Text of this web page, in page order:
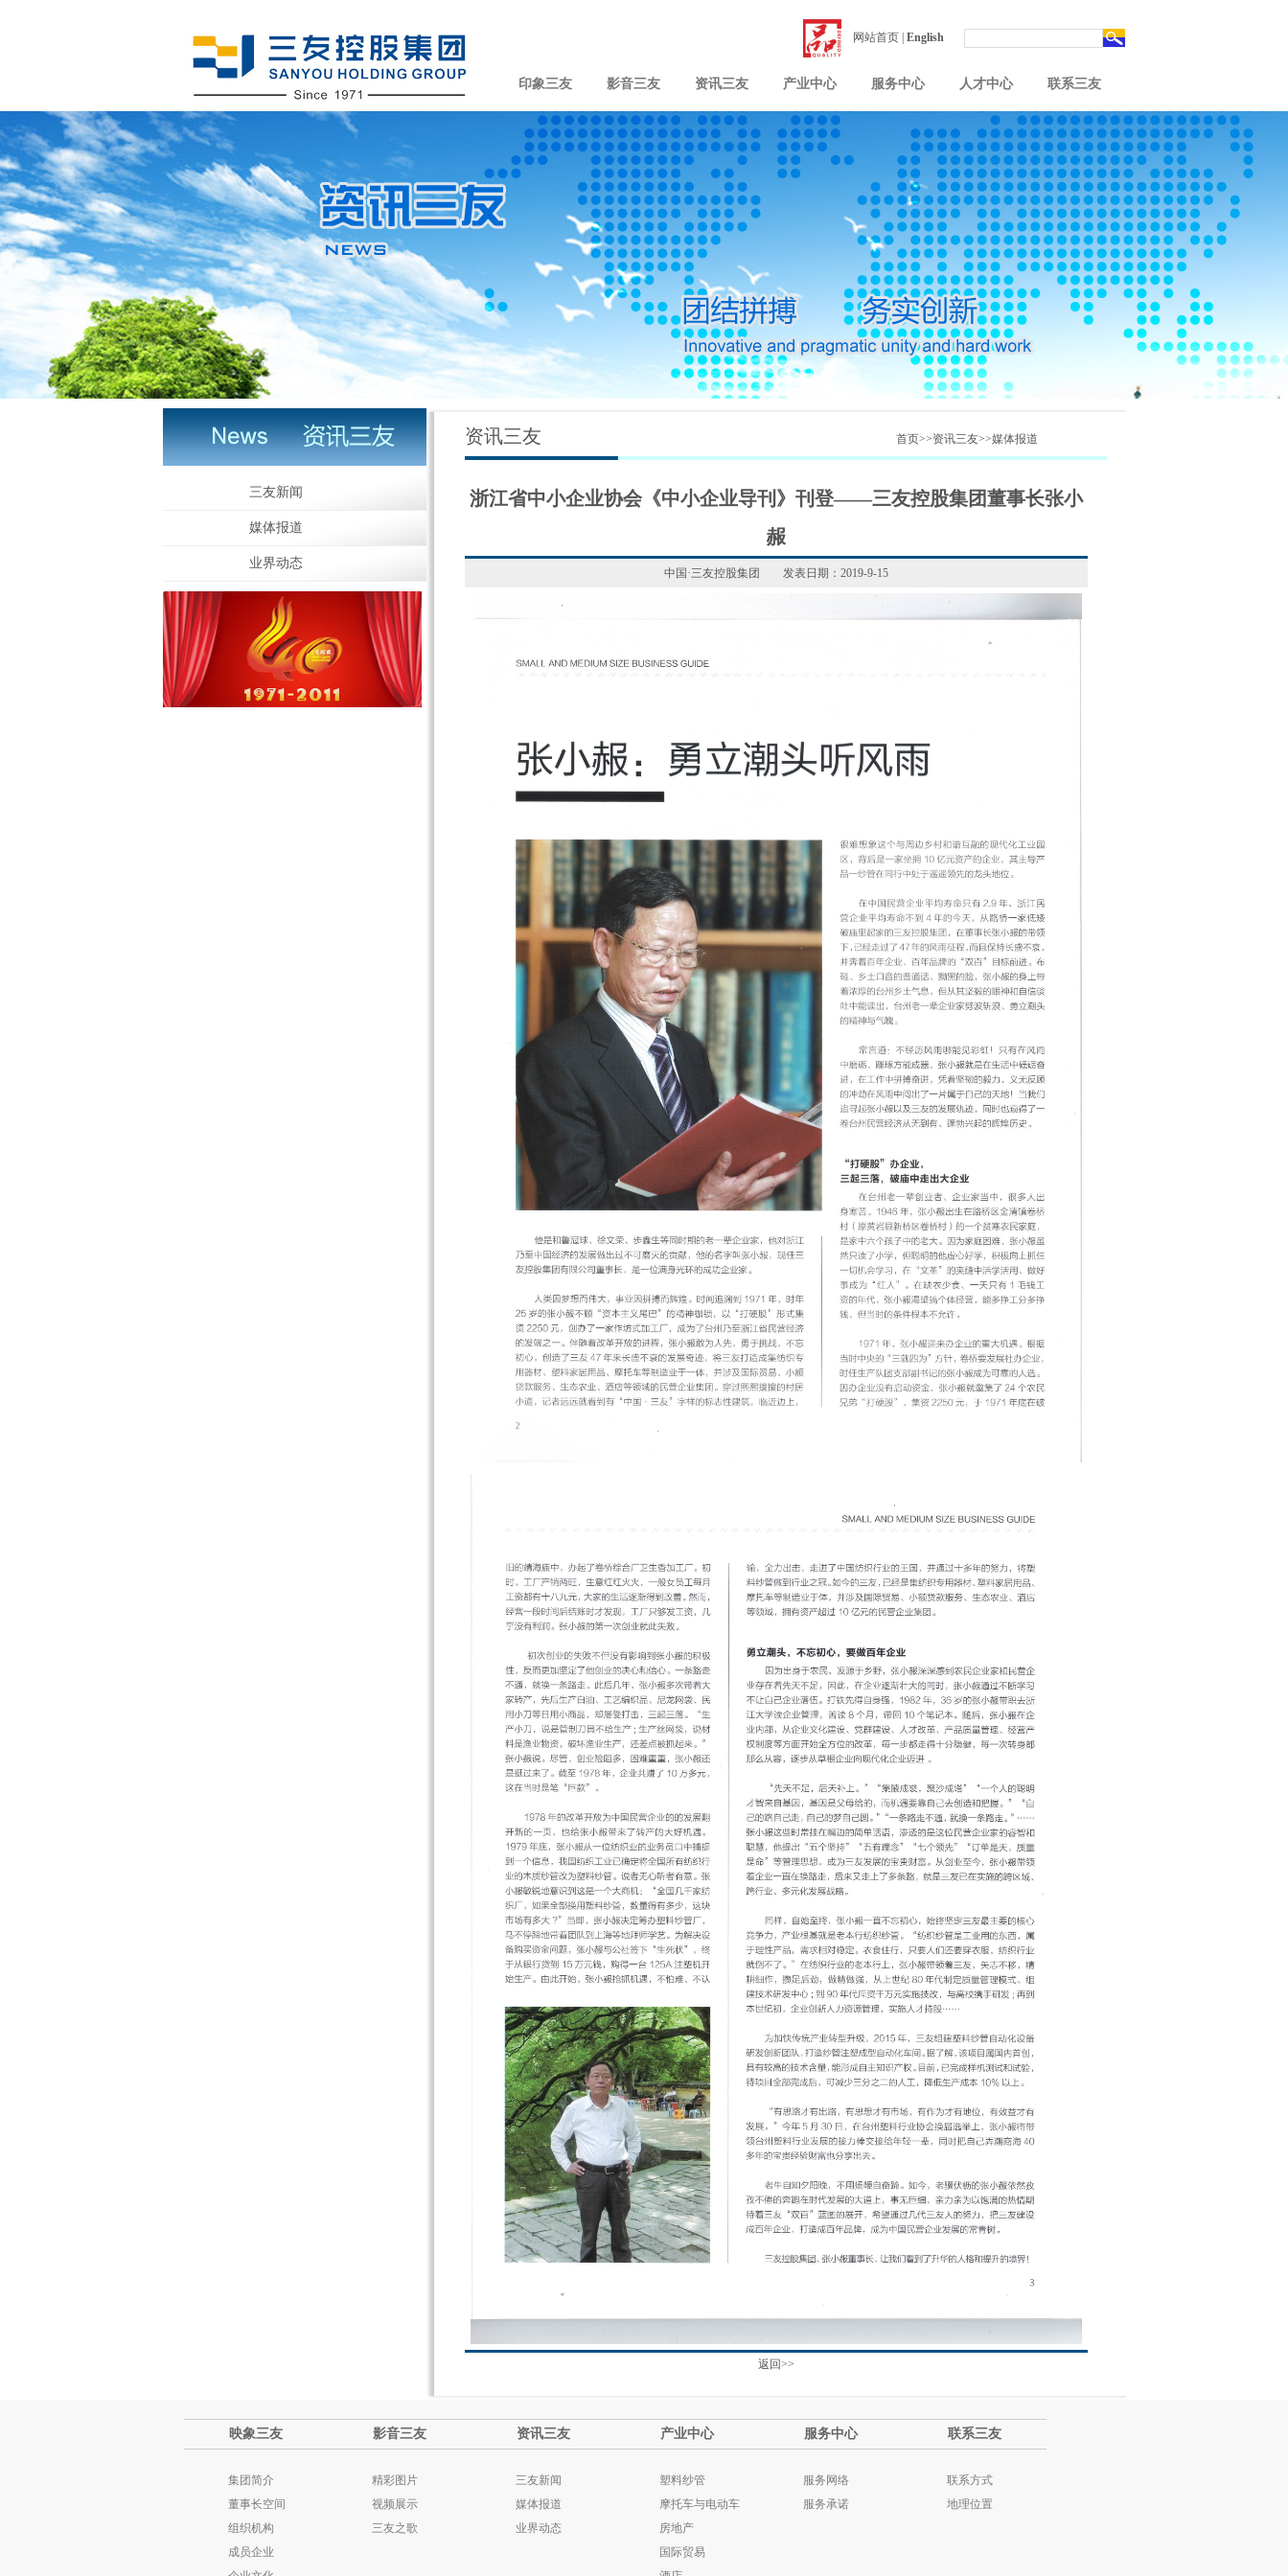
网站首页 | English
印象三友 影音三友 资讯三友 产业中心 服务中心 人才中心 联系三友
三友新闻
媒体报道
业界动态
资讯三友 首页>>资讯三友>>媒体报道
浙江省中小企业协会《中小企业导刊》刊登——三友控股集团董事长张小
赧
中国·三友控股集团 发表日期：2019-9-15
返回>>
映象三友
集团简介
董事长空间
组织机构
成员企业
影音三友
精彩图片
视频展示
三友之歌
资讯三友
三友新闻
媒体报道
业界动态
产业中心
塑料纱管
摩托车与电动车
房地产
国际贸易
服务中心
服务网络
服务承诺
联系三友
联系方式
地理位置